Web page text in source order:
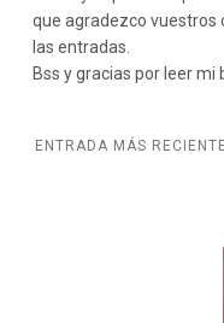
que agradezco vuestros
las entradas.
Bss y gracias por leer mi
ENTRADA MÁS